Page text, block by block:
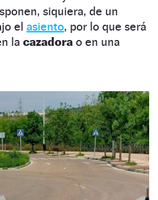
siquiera, de un
el asiento, por lo que será
la cazadora o en una